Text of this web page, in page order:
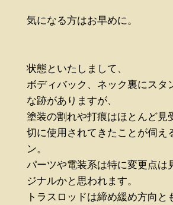
気になる方はお早めに。
状態といたしまして、
ボディバック、ネック裏にスタ
な跡がありますが、
塗装の割れや打痕はほとんど見
切に使用されてきたことが伺え
ン。
パーツや電装系は特に変更点は
ジナルかと思われます。
トラスロッドは締め緩め方向と